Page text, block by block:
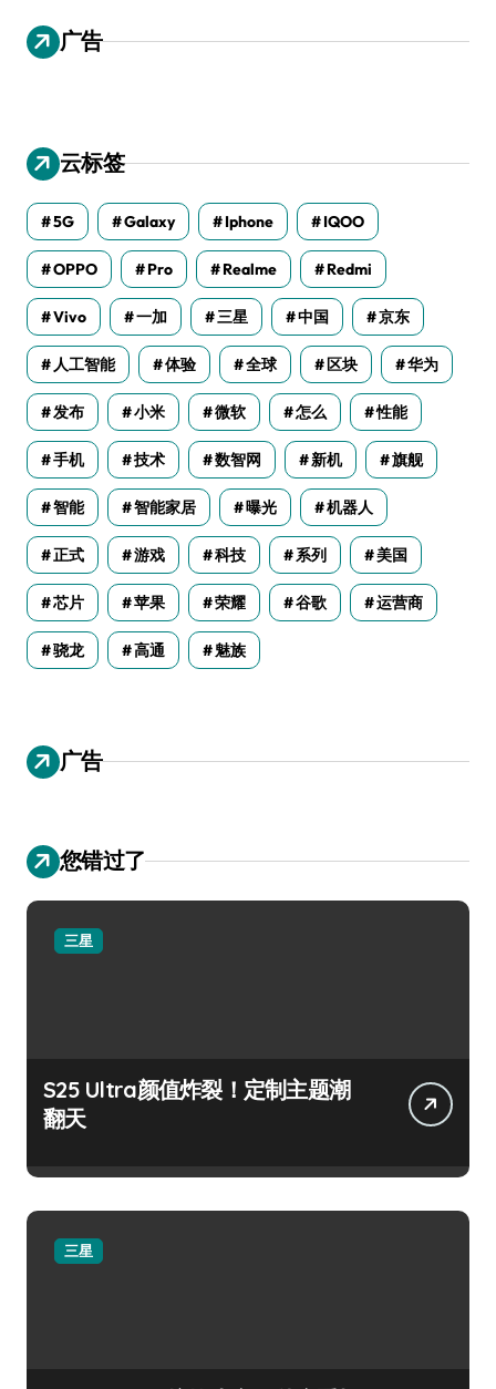
广告
云标签
5G Galaxy Iphone IQOO
OPPO Pro Realme Redmi
Vivo 一加 三星 中国 京东
人工智能 体验 全球 区块 华为
发布 小米 微软 怎么 性能
手机 技术 数智网 新机 旗舰
智能 智能家居 曝光 机器人
正式 游戏 科技 系列 美国
芯片 苹果 荣耀 谷歌 运营商
骁龙 高通 魅族
广告
您错过了
三星
S25 Ultra颜值炸裂！定制主题潮
翻天
三星